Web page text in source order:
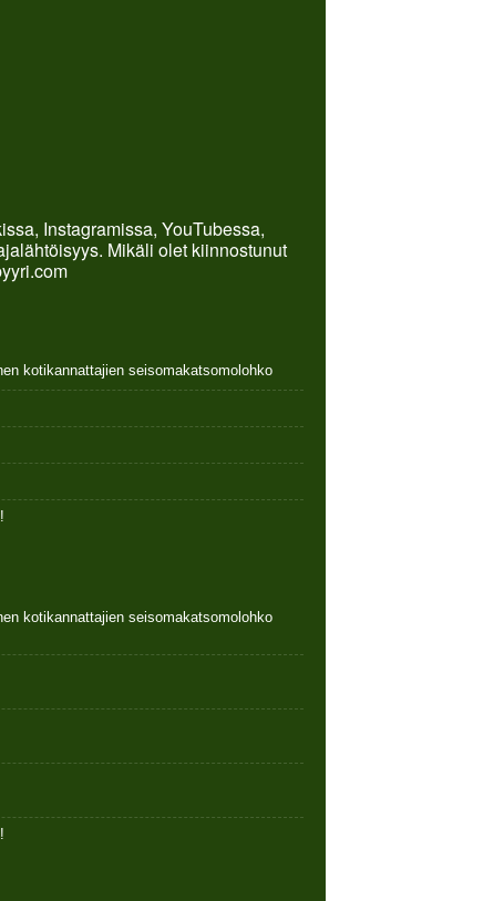
Instagramissa, YouTubessa,
Mikäli olet kiinnostunut
kotikannattajien seisomakatsomolohko
kotikannattajien seisomakatsomolohko